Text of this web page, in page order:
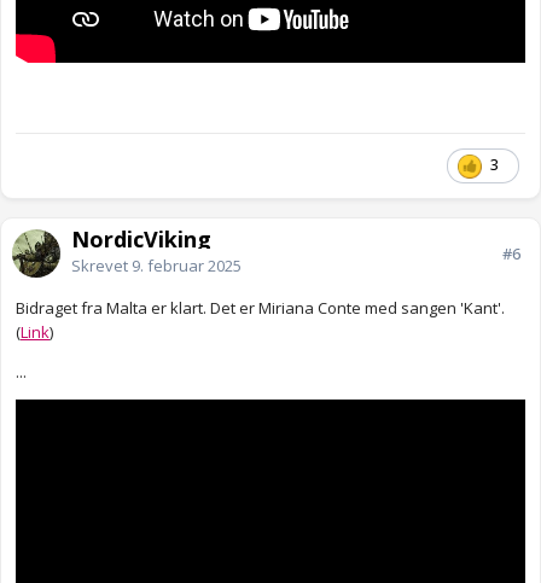
3
NordicViking
Skrevet 9. februar 2025
#6
Bidraget fra Malta er klart. Det er Miriana Conte med sangen 'Kant'.
(Link)
...